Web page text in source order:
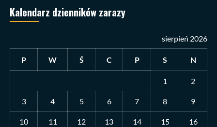
Kalendarz dzienników zarazy
sierpień 2026
P W Ś C P S N
1 2
3 4 5 6 7 8 9
10 11 12 13 14 15 16